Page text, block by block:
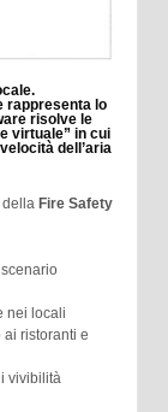
rappresenta lo
risolve le
virtuale” in cui
dell’aria
della Fire Safety
nei locali
ristoranti e
vivibilità